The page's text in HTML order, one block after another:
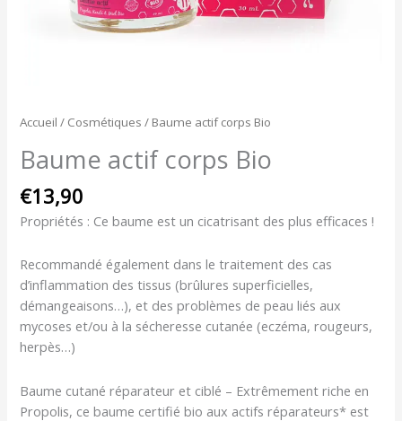
Accueil / Cosmétiques / Baume actif corps Bio
Baume actif corps Bio
€13,90
Propriétés : Ce baume est un cicatrisant des plus efficaces !
Recommandé également dans le traitement des cas
d’inflammation des tissus (brûlures superficielles,
démangeaisons…), et des problèmes de peau liés aux
mycoses et/ou à la sécheresse cutanée (eczéma, rougeurs,
herpès…)
Baume cutané réparateur et ciblé – Extrêmement riche en
Propolis, ce baume certifié bio aux actifs réparateurs* est